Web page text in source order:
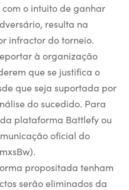
o intuito de ganhar
resulta na
infractor do torneio.
à organização
que se justifica o
que seja suportada por
do sucedido. Para
plataforma Battlefy ou
oficial do
propositada tenham
serão eliminados da